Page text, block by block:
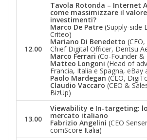
12.00
Tavola Rotonda – Internet
come massimizzare il
investimenti?
Marco De Patre (Supply-side
Criteo)
Mariano Di Benedetto
Chief Digital Officer, Dentsu
Marco Ferrari (Co-Founder &
Matteo Longoni (Head of
Francia, Italia e Spagna, eBay
Paolo Mardegan (CEO,
Claudio Vaccaro (CEO &
BizUp)
13.00
Viewability e In-targeting:
mercato italiano
Fabrizio Angelini (CEO
comScore Italia)